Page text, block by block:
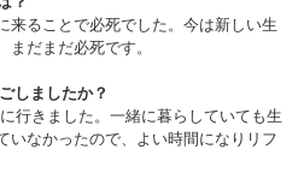
来ることで必死でした。今は新しい生
だまだ必死です。
しましたか？
行きました。一緒に暮らしていても生
いなかったので、よい時間になりリフ